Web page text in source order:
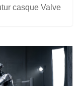
casque Valve